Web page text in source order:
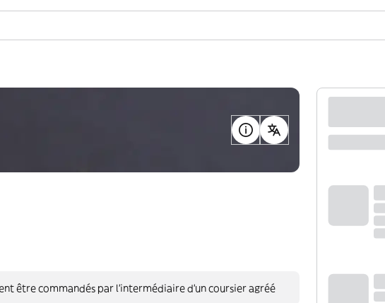
être commandés par l’intermédiaire d’un coursier agréé